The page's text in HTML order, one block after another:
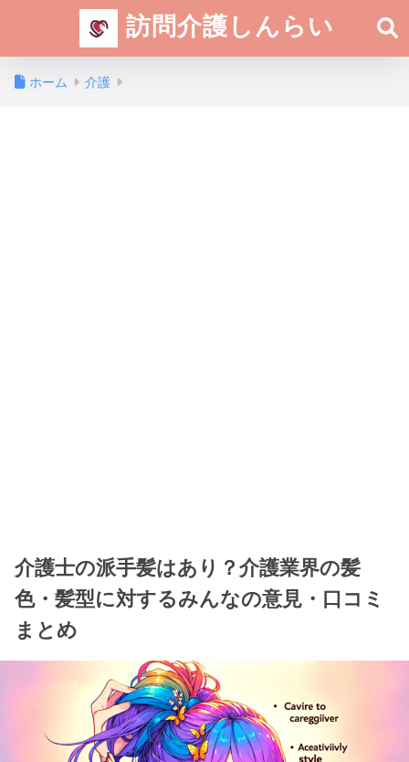
訪問介護しんらい
ホーム 介護
介護士の派手髪はあり？介護業界の髪
色・髪型に対するみんなの意見・口コミ
まとめ